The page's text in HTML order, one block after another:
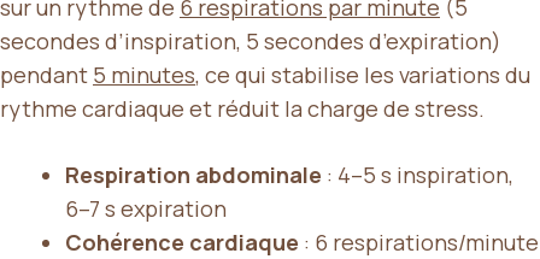
sur un rythme de 6 respirations par minute (5
secondes d’inspiration, 5 secondes d’expiration)
pendant 5 minutes, ce qui stabilise les variations du
rythme cardiaque et réduit la charge de stress.
Respiration abdominale : 4–5 s inspiration,
6–7 s expiration
Cohérence cardiaque : 6 respirations/minute